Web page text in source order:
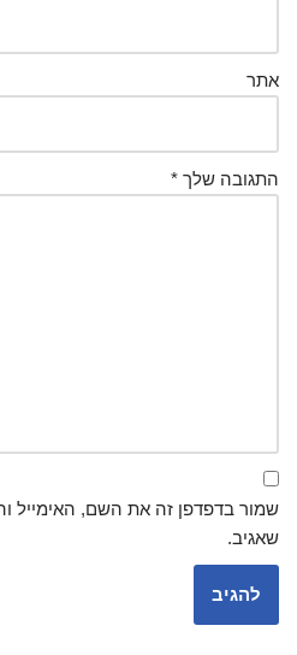
אתר
התגובה שלך *
שמור בדפדפן זה את השם, האימייל
שאגיב.